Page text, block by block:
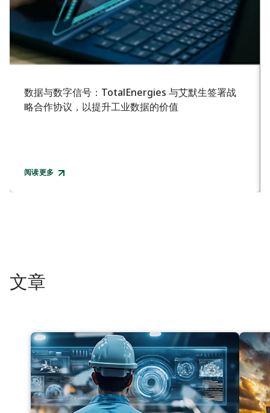
数据与数字信号：TotalEnergies 与艾默生签署战
略合作协议，以提升工业数据的价值
阅读更多
文章